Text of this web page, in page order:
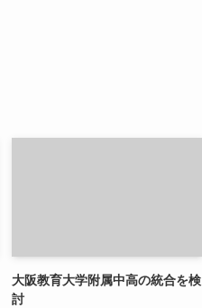
大阪教育大学附属中高の統合を検
討